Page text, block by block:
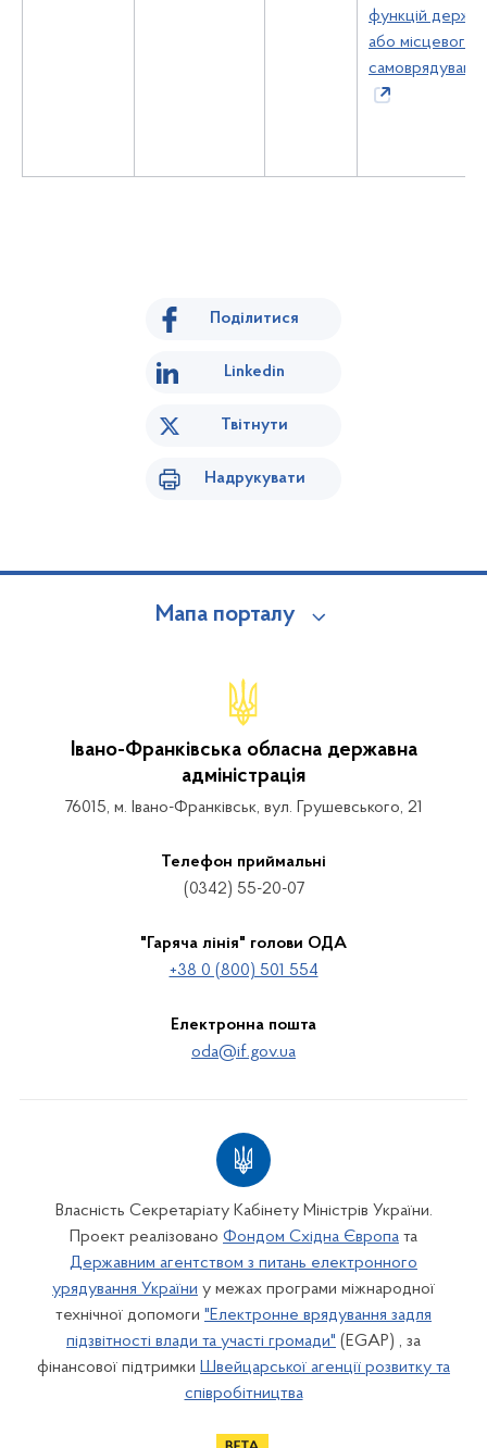
функцій
або місцевого
Поділитися
Linkedin
Твітнути
Надрукувати
Мапа порталу
Івано-Франківська обласна державна
адміністрація
76015, м. Івано-Франківськ, вул. Грушевського, 21
Телефон приймальні
(0342) 55-20-07
"Гаряча лінія" голови ОДА
+38 0 (800) 501 554
Електронна пошта
oda@if.gov.ua
Власність Секретаріату Кабінету Міністрів України.
Проект реалізовано Фондом Східна Європа та
Державним агентством з питань електронного
урядування України у межах програми міжнародної
технічної допомоги "Електронне врядування задля
підзвітності влади та участі громади" (EGAP) , за
фінансової підтримки Швейцарської агенції розвитку та
співробітництва